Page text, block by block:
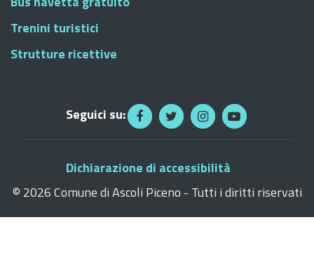
Trenini turistici
Strutture ricettive
Seguici su:
Dichiarazione di accessibilità
© 2026 Comune di Ascoli Piceno - Tutti i diritti riservati